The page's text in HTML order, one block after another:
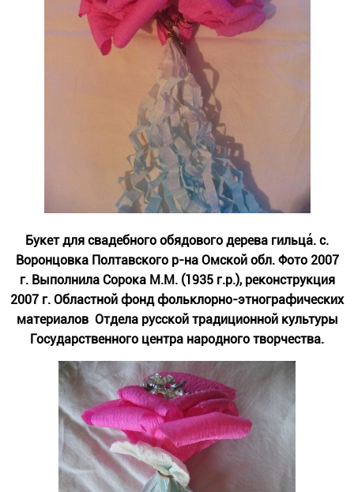
Букет для свадебного обядового дерева гильца́. с.
Воронцовка Полтавского р-на Омской обл. Фото 2007
г. Выполнила Сорока М.М. (1935 г.р.), реконструкция
2007 г. Областной фонд фольклорно-этнографических
материалов Отдела русской традиционной культуры
Государственного центра народного творчества.